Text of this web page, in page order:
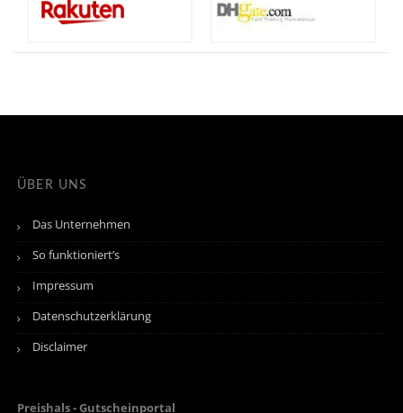
ÜBER UNS
Das Unternehmen
So funktioniert’s
Impressum
Datenschutzerklärung
Disclaimer
Preishals - Gutscheinportal